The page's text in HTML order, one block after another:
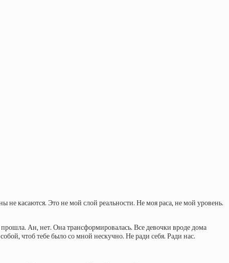
касаются. Это не мой слой реальности. Не моя раса, не мой уровень.
прошла. Ан, нет. Она трансформировалась. Все девочки вроде дома
чтоб тебе было со мной нескучно. Не ради себя. Ради нас.